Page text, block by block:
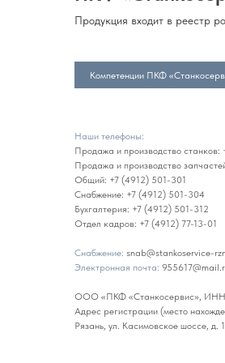
Продукция входит в реестр
Компетенции ПКФ
Наши телефоны:
Продажа и производство станков:
Продажа и производство
Общий: +7 (4912) 501-301
Снабжение: +7 (4912) 501-304
Бухгалтерия: +7 (4912) 501-312
Отдел кадров: +7 (4912) 77-13-01
Снабжение: snab@stankoservice-
Электронная почта:
ООО «ПКФ «Станкосервис»,
Адрес регистрации (место
Рязань, ул. Касимовское шоссе, д.